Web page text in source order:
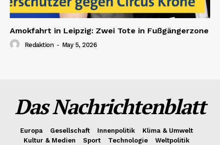
Amokfahrt in Leipzig: Zwei Tote in Fußgängerzone
Redaktion - May 5, 2026
Das Nachrichtenblatt
Europa Gesellschaft Innenpolitik
Klima & Umwelt
Kultur & Medien
Sport Technologie
Weltpolitik